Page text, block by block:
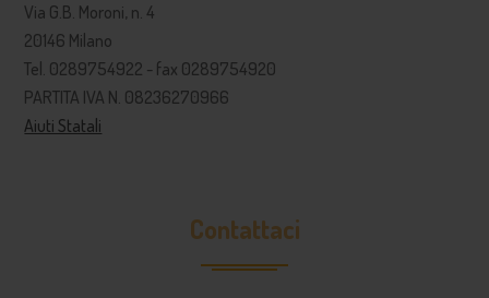
Via G.B. Moroni, n. 4
20146 Milano
Tel. 0289754922 - fax 0289754920
PARTITA IVA N. 08236270966
Aiuti Statali
Contattaci